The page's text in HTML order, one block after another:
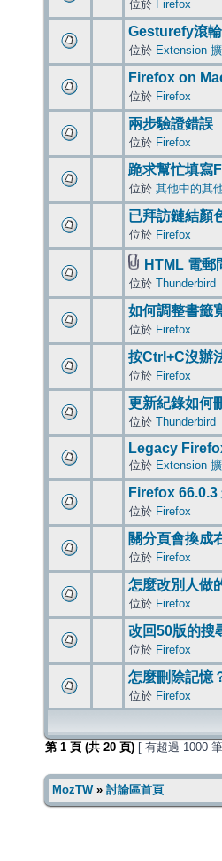
位於 Firefox
Gesturefy滾
位於 Extension
Firefox on
位於 Firefox
兩步驗證錯誤
位於 Firefox
跪求幫忙填寫
位於 其他中的其
已拜訪鏈結顏
位於 Firefox
HTML 電郵
位於 Thunderbird
如何調整書籤
位於 Firefox
按Ctrl+C沒辦
位於 Firefox
更新紀錄如何
位於 Thunderbird
Legacy
位於 Extension
Firefox 66.0.3
位於 Firefox
關分頁會換成
位於 Firefox
怎麼改別人做
位於 Firefox
改回50版的搜
位於 Firefox
怎麼刪除記憶
位於 Firefox
第 1 頁 (共 20 頁) [ 有超過 1000
MozTW» 討論區首頁